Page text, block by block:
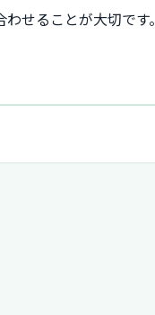
せることが大切です。